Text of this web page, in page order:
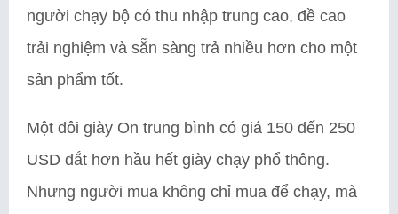
người chạy bộ có thu nhập trung cao, đề cao
trải nghiệm và sẵn sàng trả nhiều hơn cho một
sản phẩm tốt.
Một đôi giày On trung bình có giá 150 đến 250
USD đắt hơn hầu hết giày chạy phổ thông.
Nhưng người mua không chỉ mua để chạy, mà